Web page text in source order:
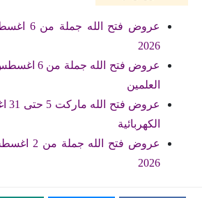
2026
العلمين
الكهربائية
2026